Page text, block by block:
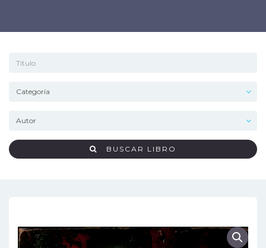
BUSCAR LIBRO